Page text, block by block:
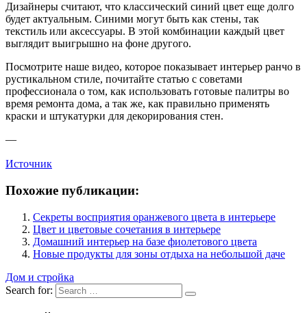
Дизайнеры считают, что классический синий цвет еще долго
будет актуальным. Синими могут быть как стены, так
текстиль или аксессуары. В этой комбинации каждый цвет
выглядит выигрышно на фоне другого.
Посмотрите наше видео, которое показывает интерьер ранчо в
рустикальном стиле, почитайте статью с советами
профессионала о том, как использовать готовые палитры во
время ремонта дома, а так же, как правильно применять
краски и штукатурки для декорирования стен.
—
Источник
Похожие публикации:
Секреты восприятия оранжевого цвета в интерьере
Цвет и цветовые сочетания в интерьере
Домашний интерьер на базе фиолетового цвета
Новые продукты для зоны отдыха на небольшой даче
Дом и стройка
Search for: